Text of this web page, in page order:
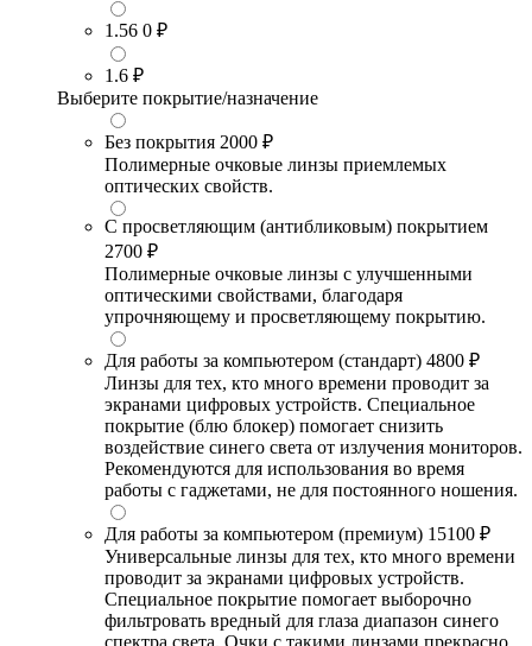
1.56 0 ₽
1.6 ₽
Выберите покрытие/назначение
Без покрытия 2000 ₽
Полимерные очковые линзы приемлемых
оптических свойств.
С просветляющим (антибликовым) покрытием
2700 ₽
Полимерные очковые линзы с улучшенными
оптическими свойствами, благодаря
упрочняющему и просветляющему покрытию.
Для работы за компьютером (стандарт) 4800 ₽
Линзы для тех, кто много времени проводит за
экранами цифровых устройств. Специальное
покрытие (блю блокер) помогает снизить
воздействие синего света от излучения мониторов.
Рекомендуются для использования во время
работы с гаджетами, не для постоянного ношения.
Для работы за компьютером (премиум) 15100 ₽
Универсальные линзы для тех, кто много времени
проводит за экранами цифровых устройств.
Специальное покрытие помогает выборочно
фильтровать вредный для глаза диапазон синего